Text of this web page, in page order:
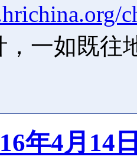
，一如既往
年4月14